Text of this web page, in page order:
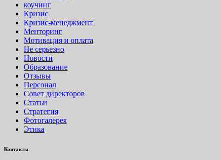
коучинг
Кризис
Кризис-менеджмент
Менторинг
Мотивация и оплата
Не серьезно
Новости
Образование
Отзывы
Персонал
Совет директоров
Статьи
Стратегия
Фотогалерея
Этика
Контакты